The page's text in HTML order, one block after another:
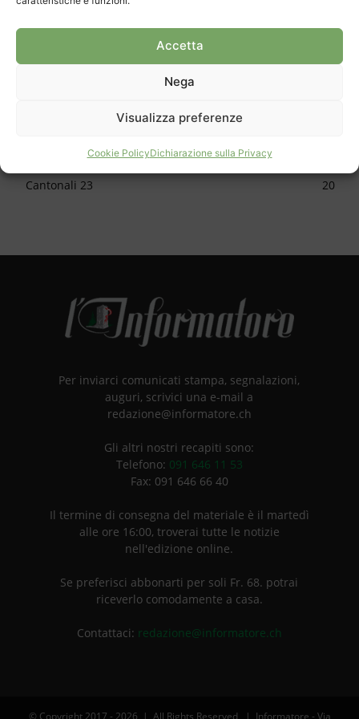
Accetta
Nega
Visualizza preferenze
Cookie PolicyDichiarazione sulla Privacy
CATEGORIE
Cultura
624
Approfondimento
Cantonali 23
20
Per inviarci comunicati stampa, segnalazioni,
auguri, scrivici una e-mail a
redazione@informatore.ch
Gli altri nostri recapiti sono:
Telefono: 091 646 11 53
Fax: 091 646 66 40
Il termine di consegna del materiale è il martedì
alle ore 16:00, troverai tutte le notizie
nell'edizione online.
Se preferisci abbonarti per soli Fr. 68. potrai
riceverlo comodamente a casa.
Contattaci: redazione@informatore.ch
© Copyright 2017 - 2026 | All Rights Reserved | Informatore - Via